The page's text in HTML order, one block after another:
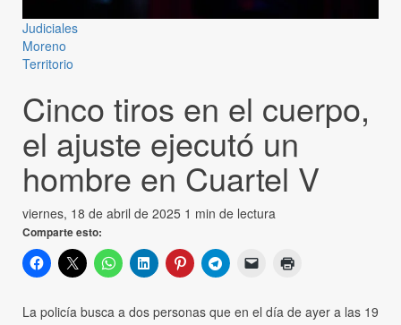
Judiciales
Moreno
Territorio
Cinco tiros en el cuerpo,
el ajuste ejecutó un
hombre en Cuartel V
viernes, 18 de abril de 2025 1 min de lectura
Comparte esto:
La policía busca a dos personas que en el día de ayer a las 19